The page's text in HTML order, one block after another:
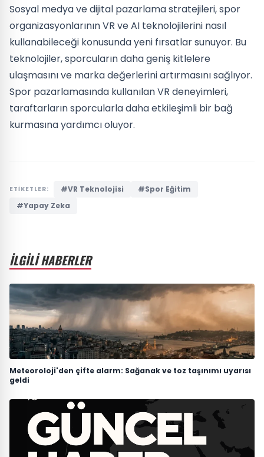
Sosyal medya ve dijital pazarlama stratejileri, spor
organizasyonlarının VR ve AI teknolojilerini nasıl
kullanabileceği konusunda yeni fırsatlar sunuyor. Bu
teknolojiler, sporcuların daha geniş kitlelere
ulaşmasını ve marka değerlerini artırmasını sağlıyor.
Spor pazarlamasında kullanılan VR deneyimleri,
taraftarların sporcularla daha etkileşimli bir bağ
kurmasına yardımcı oluyor.
ETİKETLER: #VR Teknolojisi
#Spor Eğitim
#Yapay Zeka
İLGİLİ HABERLER
Meteoroloji'den çifte alarm: Sağanak ve toz taşınımı uyarısı
geldi